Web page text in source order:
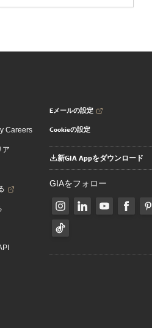
Careers
ア
Eメールの設定
Cookieの設定
新GIA Appをダウンロード
GIAをフォロー